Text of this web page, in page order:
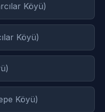
Köyü)
Köyü)
Köyü)